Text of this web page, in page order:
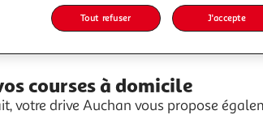
courses à domicile
votre drive Auchan vous propose
Tout refuser J'accepte